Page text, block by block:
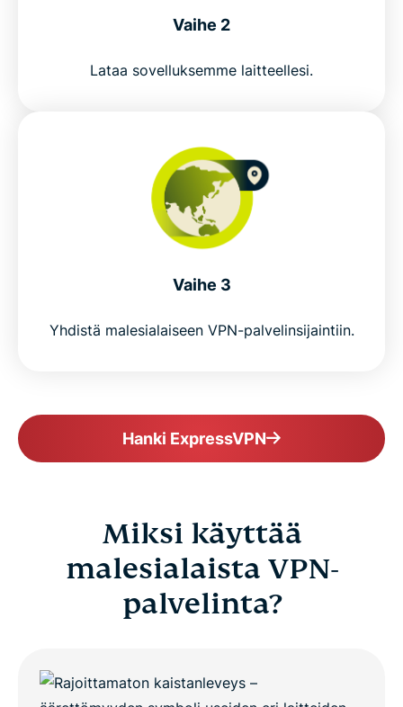
Free Malaysia VPNs vs ExpressVPN
Why choose ExpressVPN for Malaysia
Popular VPN server locations for Malaysian users
Why millions choose ExpressVPN
Frequently asked questions about Malaysia VPNs
Vaihe 2
Lataa sovelluksemme laitteellesi.
Vaihe 3
Yhdistä malesialaiseen VPN-palvelinsijaintiin.
Hanki ExpressVPN
Miksi käyttää
malesialaista VPN-
palvelinta?